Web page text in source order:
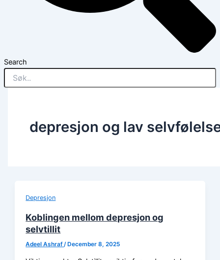
Search
depresjon og lav
Depresjon
Koblingen mellom depresjon og
selvtillit
Adeel Ashraf /December 8, 2025